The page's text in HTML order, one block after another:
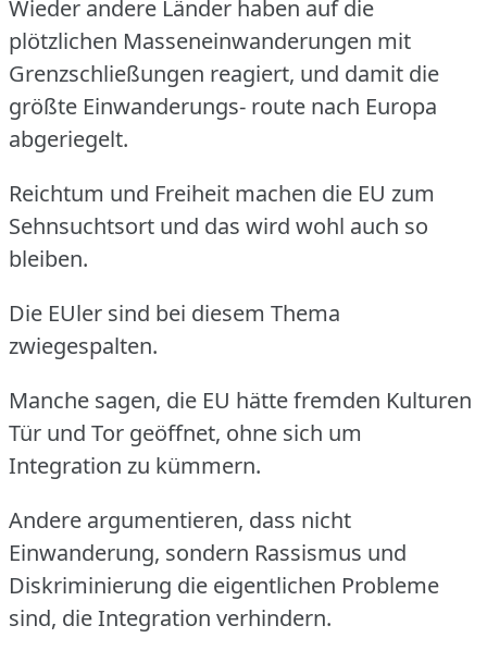
Wieder andere Länder haben auf die
plötzlichen Masseneinwanderungen mit
Grenzschließungen reagiert, und damit die
größte Einwanderungs- route nach Europa
abgeriegelt.
Reichtum und Freiheit machen die EU zum
Sehnsuchtsort und das wird wohl auch so
bleiben.
Die EUler sind bei diesem Thema
zwiegespalten.
Manche sagen, die EU hätte fremden Kulturen
Tür und Tor geöffnet, ohne sich um
Integration zu kümmern.
Andere argumentieren, dass nicht
Einwanderung, sondern Rassismus und
Diskriminierung die eigentlichen Probleme
sind, die Integration verhindern.